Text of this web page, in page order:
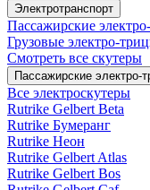
Электротранспорт
Пассажирские
Грузовые
Смотреть все скутеры
Пассажирские
Все электро­скутеры
Rutrike Gelbert Beta
Rutrike Бумеранг
Rutrike Неон
Rutrike Gelbert Atlas
Rutrike Gelbert Bos